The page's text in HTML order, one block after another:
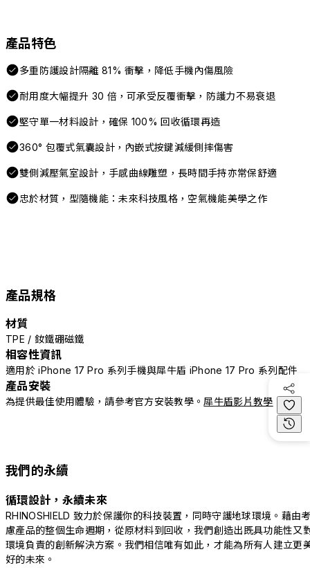
產品特色
多重防護設計隔離 81% 衝擊，降低手機內傷風險
耐用度大幅提升 30 倍，可承受反覆衝擊，防護力不易衰退
堅守單一材料設計，確保 100% 回收循環再造
360° 包覆式氣囊設計，內嵌式按鍵減緩側摔傷害
雙側減壓氣室設計，手感曲線雕塑，長時間手持亦常保舒適
忠於材質，型隨機能：未來科技風格，空氣機能美學之作
產品規格
材質
TPE / 釹鐵硼磁鐵
相容性資訊
適用於 iPhone 17 Pro 系列手機與犀牛盾 iPhone 17 Pro 系列配件
產品安裝
為提供最佳使用體驗，請參考官方安裝教學。 犀牛盾影片教學
我們的永續
循環設計，永續未來
RHINOSHIELD 致力於保護你的科技裝置，同時守護地球環境。藉由
慮產品的整個生命週期，從原材料到回收，我們創造出既具功能性又
環境負責的創新解決方案。我們相信唯有如此，才能為所有人建立更
好的未來。